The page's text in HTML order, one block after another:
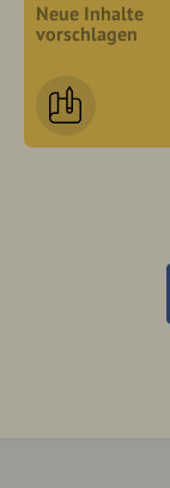
Neue Inhalte
vorschlagen